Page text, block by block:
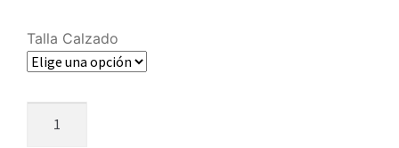
Talla Calzado